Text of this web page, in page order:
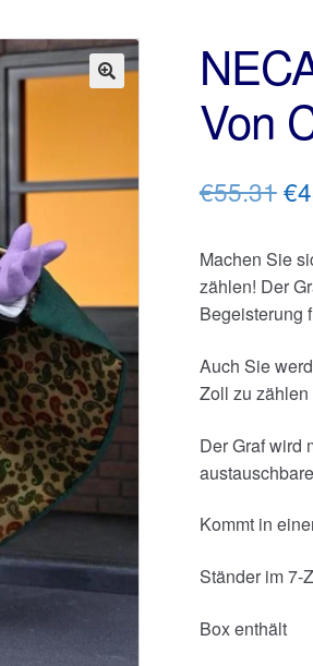
Von
€55.31
Machen Sie
zählen! Der
Begeisterung
Auch Sie
Zoll zu
Der Graf wird
Kommt in
Ständer im 7-
Box enthält